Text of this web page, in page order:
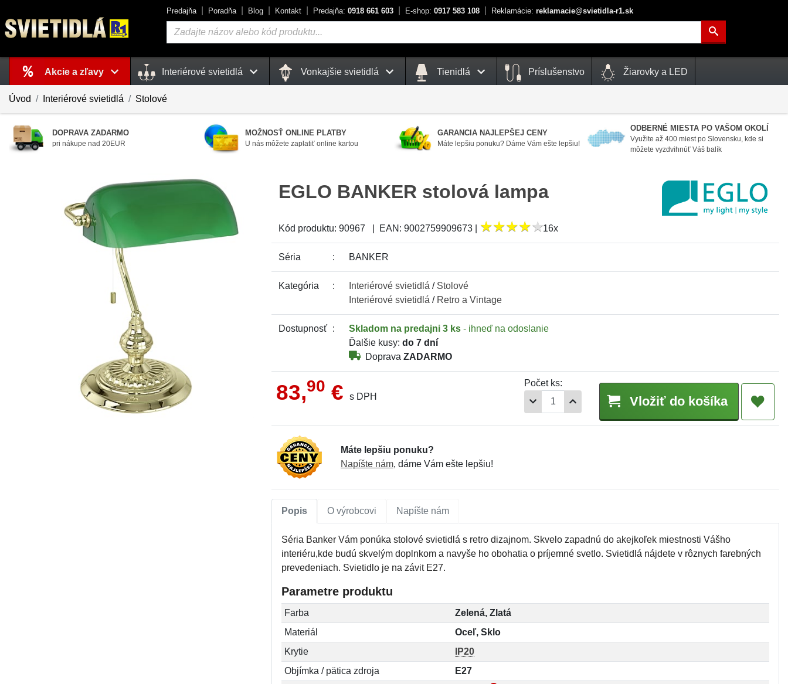
Predajňa Poradňa Blog Kontakt Predajňa: 0918 661 603 E-shop: 0917 583 108 Reklamácie: reklamacie@svietidla-r1.sk
Vyhľadávanie
Košík
je prázdny
Akcie a zľavy Interiérové svietidlá Vonkajšie svietidlá Tienidlá Príslušenstvo Žiarovky a LED
Úvod Interiérové svietidlá Stolové
DOPRAVA ZADARMO
pri nákupe nad 20EUR
MOŽNOSŤ ONLINE PLATBY
U nás môžete zaplatiť online kartou
GARANCIA NAJLEPŠEJ CENY
Máte lepšiu ponuku? Dáme Vám ešte lepšiu!
ODBERNÉ MIESTA PO VAŠOM OKOLÍ
Využite až 400 miest po Slovensku, kde si
môžete vyzdvihnúť Váš balík
EGLO BANKER stolová lampa
Kód produktu: 90967 EAN: 9002759909673 ★★★★★
★★★★★16x
Séria BANKER
Kategória Interiérové svietidlá / Stolové
Interiérové svietidlá / Retro a Vintage
Dostupnosť Skladom na predajni 3 ks - ihneď na odoslanie
Ďalšie kusy: do 7 dní
Doprava ZADARMO
83,90 € s DPH
Počet ks:
Vložiť do košíka
Máte lepšiu ponuku?
Napíšte nám, dáme Vám ešte lepšiu!
Popis O výrobcovi Napíšte nám
Séria Banker Vám ponúka stolové svietidlá s retro dizajnom. Skvelo zapadnú do akejkoľek miestnosti Vášho
interiéru,kde budú skvelým doplnkom a navyše ho obohatia o príjemné svetlo. Svietidlá nájdete v rôznych farebných
prevedeniach. Svietidlo je na závit E27.
Parametre produktu
Farba
Zelená, Zlatá
Materiál
Oceľ, Sklo
Krytie
IP20
Objímka / pätica zdroja
E27